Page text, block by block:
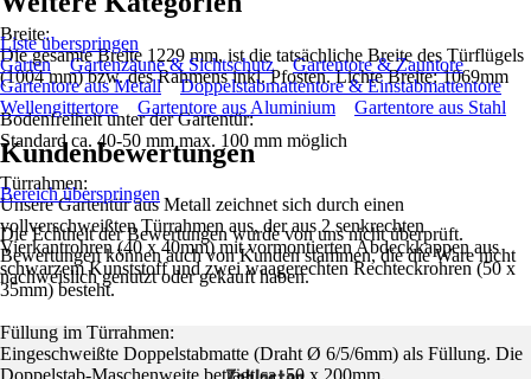
Breite:
Die gesamte Breite 1229 mm, ist die tatsächliche Breite des Türflügels
(1004 mm) bzw. des Rahmens inkl. Pfosten. Lichte Breite: 1069mm
Bodenfreiheit unter der Gartentür:
Standard ca. 40-50 mm max. 100 mm möglich
Türrahmen:
Unsere Gartentür aus Metall zeichnet sich durch einen
vollverschweißten Türrahmen aus, der aus 2 senkrechten
Vierkantrohren (40 x 40mm) mit vormontierten Abdeckkappen aus
schwarzem Kunststoff und zwei waagerechten Rechteckrohren (50 x
35mm) besteht.
Füllung im Türrahmen:
Eingeschweißte Doppelstabmatte (Draht Ø 6/5/6mm) als Füllung. Die
Doppelstab-Maschenweite beträgt ca. 50 x 200mm.
Liste überspringen
Garten
Gartenzäune & Sichtschutz
Gartentore & Zauntore
Gartentore aus Metall
Doppelstabmattentore & Einstabmattentore
Wellengittertore
Gartentore aus Aluminium Gartentore aus Stahl
Kundenbewertungen
Bereich überspringen
Die Echtheit der Bewertungen wurde von uns nicht überprüft.
Bewertungen können auch von Kunden stammen, die die Ware nicht
nachweislich genutzt oder gekauft haben.